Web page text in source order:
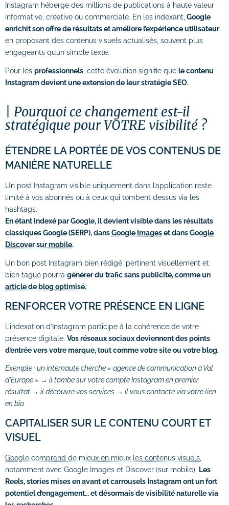
Instagram héberge des millions de publications à haute valeur
informative, créative ou commerciale. En les indexant, Google
enrichit son offre de résultats et améliore l’expérience utilisateur
en proposant des contenus visuels actualisés, souvent plus
engageants qu’un simple texte.
Pour les professionnels , cette évolution signifie que le contenu
Instagram devient une extension de leur stratégie SEO.
Pourquoi ce changement est-il
stratégique pour VOTRE visibilité ?
ÉTENDRE LA PORTÉE DE VOS CONTENUS DE
MANIÈRE NATURELLE
Un post Instagram visible uniquement dans l’application reste
limité à vos abonnés ou à ceux qui tombent dessus via les
hashtags.
En étant indexé par Google, il devient visible dans les résultats
classiques Google (SERP), dansGoogle Imageset dansGoogle
Discover sur mobile.
Un bon post Instagram bien rédigé, pertinent visuellement et
bien tagué pourra générer du trafic sans publicité, comme un
article de blog optimisé.
RENFORCER VOTRE PRÉSENCE EN LIGNE
L’indexation d’Instagram participe à la cohérence de votre
présence digitale. Vos réseaux sociaux deviennent des points
d’entrée vers votre marque, tout comme votre site ou votre blog.
Exemple : un internaute cherche « agence de communication à Val
d’Europe » → il tombe sur votre compte Instagram en premier
résultat → il découvre vos services → il vous contacte via votre lien
en bio.
CAPITALISER SUR LE CONTENU COURT ET
VISUEL
Google comprend de mieux en mieux les contenus visuels
notamment avec Google Images et Discover (sur mobile). Les
Reels, stories mises en avant et carrousels Instagram ont un fort
potentiel d’engagement… et désormais de visibilité naturelle via